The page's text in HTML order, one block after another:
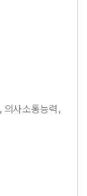
의사소통능력,